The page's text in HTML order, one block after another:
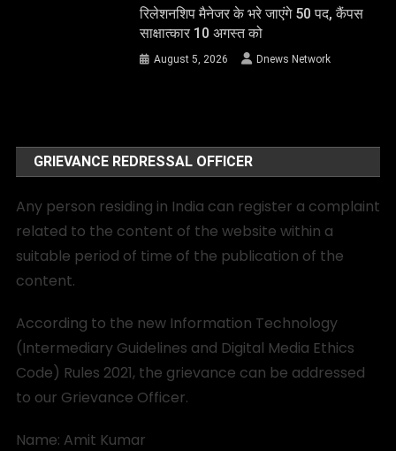
रिलेशनशिप मैनेजर के भरे जाएंगे 50 पद, कैंपस
साक्षात्कार 10 अगस्त को
August 5, 2026 Dnews Network
GRIEVANCE REDRESSAL OFFICER
Any person residing in India can register a complaint
related to the content of the website within a
suitable period of time of the publication of the
content.
According to the new Information Technology
(Intermediary Guidelines and Digital Media Ethics
Code) Rules 2021, the grievance can be addressed
to our Grievance Officer.
Name: Amit Kumar